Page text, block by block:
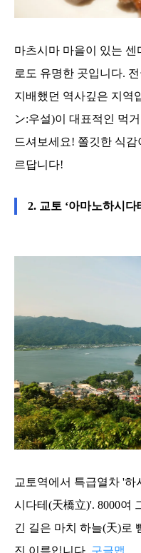
마츠시마 마을이 있는
로도 유명한 곳입니다.
지배했던 역사깊은 지역
ン:우설)이 대표적인 먹
드셔보세요! 쫄깃한 식
르답니다!
2. 교토 ‘아마노하시다
교토역에서 특급열차 '하
시다테(天橋立)'. 8000여
긴 길은 마치 하늘(天)로